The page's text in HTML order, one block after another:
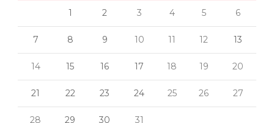
1 2 3 4 5 6
7 8 9 10 11 12 13
14 15 16 17 18 19 20
21 22 23 24 25 26 27
28 29 30 31